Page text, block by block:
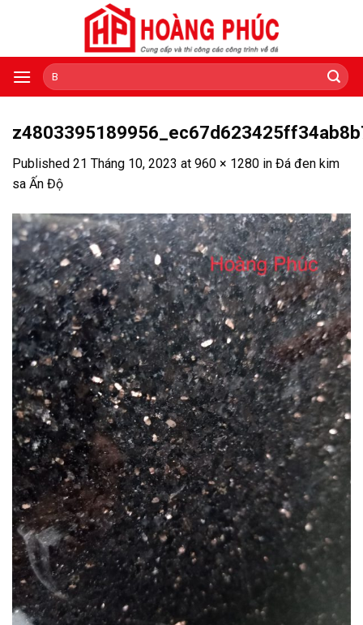
Tìm
kiếm:
Published 21 Tháng 10, 2023 at 960 × 1280 in Đá đen kim
sa Ấn Độ